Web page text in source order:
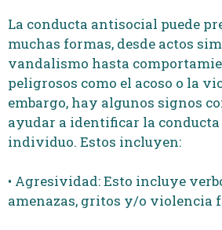
La conducta antisocial puede
muchas formas, desde actos
vandalismo hasta
peligrosos como el acoso o la
embargo, hay algunos signos
ayudar a identificar la
individuo. Estos incluyen:
• Agresividad: Esto incluye
amenazas, gritos y/o violencia